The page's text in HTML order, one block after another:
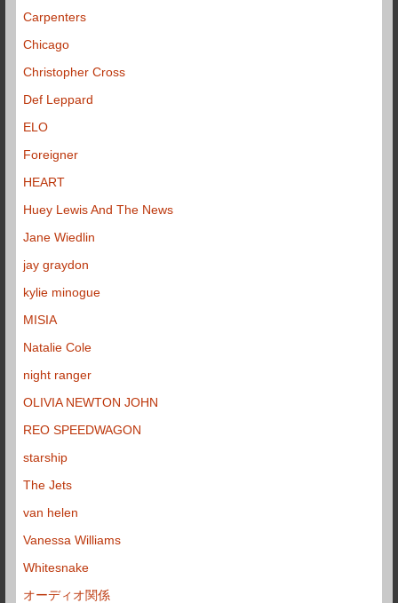
Carpenters
Chicago
Christopher Cross
Def Leppard
ELO
Foreigner
HEART
Huey Lewis And The News
Jane Wiedlin
jay graydon
kylie minogue
MISIA
Natalie Cole
night ranger
OLIVIA NEWTON JOHN
REO SPEEDWAGON
starship
The Jets
van helen
Vanessa Williams
Whitesnake
オーディオ関係